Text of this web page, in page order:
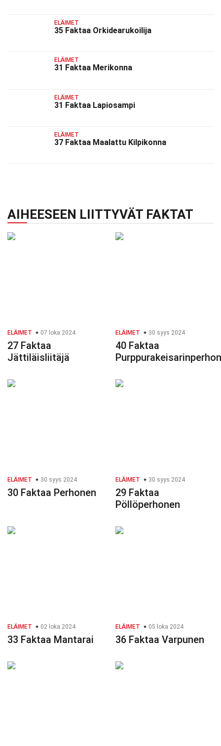
ELÄIMET
35 Faktaa Orkidearukoilija
ELÄIMET
31 Faktaa Merikonna
ELÄIMET
31 Faktaa Lapiosampi
ELÄIMET
37 Faktaa Maalattu Kilpikonna
AIHEESEEN LIITTYVÄT FAKTAT
ELÄIMET 07 loka 2024
27 Faktaa
Jättiläisliitäjä
ELÄIMET 30 syys 2024
40 Faktaa
ELÄIMET 30 syys 2024
30 Faktaa Perhonen
ELÄIMET 30 syys 2024
29 Faktaa
Pöllöperhonen
ELÄIMET 02 loka 2024
33 Faktaa Mantarai
ELÄIMET 05 loka 2024
36 Faktaa Varpunen